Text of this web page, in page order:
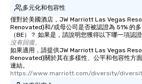
多元化和包容性
僅對於美國酒店，JW Marriott Las Vegas
Renovated)和/或母公司是否被認證為 51% 的
（BE）？ 如果是，請說明您獲得以下哪一項認證
沒有回復。
如果適用，請提供JW Marriott Las Vegas
Renovated)關於其在多樣性、公平和包容性方
連結。
https://www.marriott.com/diversity/